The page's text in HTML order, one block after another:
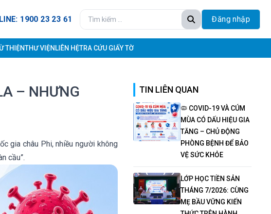
1900 23 23 61 Đăng nhập
THIỆNTHƯ VIỆN LIÊN HỆTRA CỨU GIẤY TỜ
– NHƯNG
gia châu Phi, nhiều người không
cầu”.
TIN LIÊN QUAN
🦠 COVID-19 VÀ CÚM
MÙA CÓ DẤU HIỆU GIA
TĂNG – CHỦ ĐỘNG
PHÒNG BỆNH ĐỂ BẢO
VỆ SỨC KHỎE
LỚP HỌC TIỀN SẢN
THÁNG 7/2026: CÙNG
MẸ BẦU VỮNG KIẾN